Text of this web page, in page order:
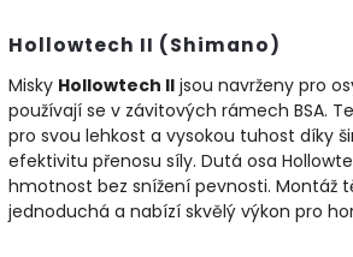
Hollowtech II (Shimano)
Misky Hollowtech II jsou navrženy pro
používají se v závitových rámech BSA.
pro svou lehkost a vysokou tuhost díky
efektivitu přenosu síly. Dutá osa
hmotnost bez snížení pevnosti. Montáž
jednoduchá a nabízí skvělý výkon pro